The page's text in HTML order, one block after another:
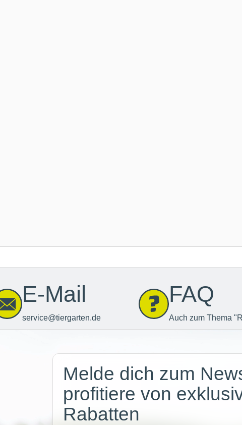
E-Mail
service@tiergarten.de
FAQ
Auch zum Thema
Melde dich zum
profitiere von
Rabatten